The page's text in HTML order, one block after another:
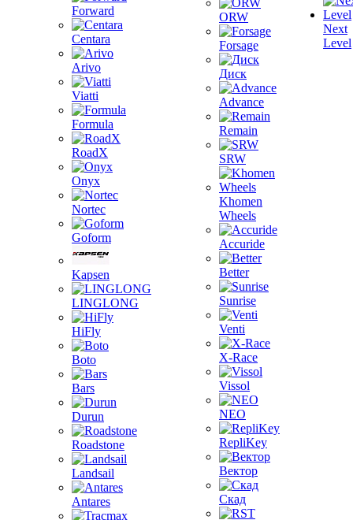
Forward
Centara
Arivo
Viatti
Formula
RoadX
Onyx
Nortec
Goform
Kapsen
LINGLONG
HiFly
Boto
Bars
Durun
Roadstone
Landsail
Antares
ORW
Forsage
Диск
Advance
Remain
SRW
Khomen
Wheels
Accuride
Better
Sunrise
Venti
X-Race
Vissol
NEO
RepliKey
Вектор
Скад
Next
Level